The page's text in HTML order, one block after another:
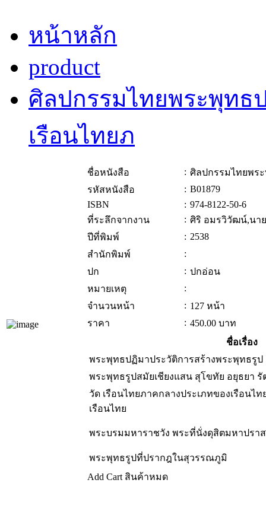
หน้าหลัก
product
ศิลปกรรมไทยพระพุทธ
เรือนไทยภ
ชื่อหนังสือ : ศิลปกรรมไทยพร
รหัสหนังสือ
: B01879
ISBN
: 974-8122-50-6
ที่ระลึกจากงาน
: ศิริ อมรวิวัฒน์,นาย
ปีที่พิมพ์
: 2538
สำนักพิมพ์
:
ปก
: ปกอ่อน
หมายเหตุ
:
จำนวนหน้า
: 127 หน้า
ราคา
: 450.00 บาท
ชื่อเรื่อง
พระพุทธปฏิมาประวัติการสร้างพระพุทธรูป
พระพุทธรูปสมัยเชียงแสน สุโขทัย อยุธยา
วัด เรือนไทยภาคกลางประเภทของเรือนไ
เรือนไทย
พระบรมมหาราชวัง พระที่นั่งดุสิตมหาปรา
พระพุทธรูปที่ปรากฎในสุวรรณภูมิ
Add Cart สินค้าหมด